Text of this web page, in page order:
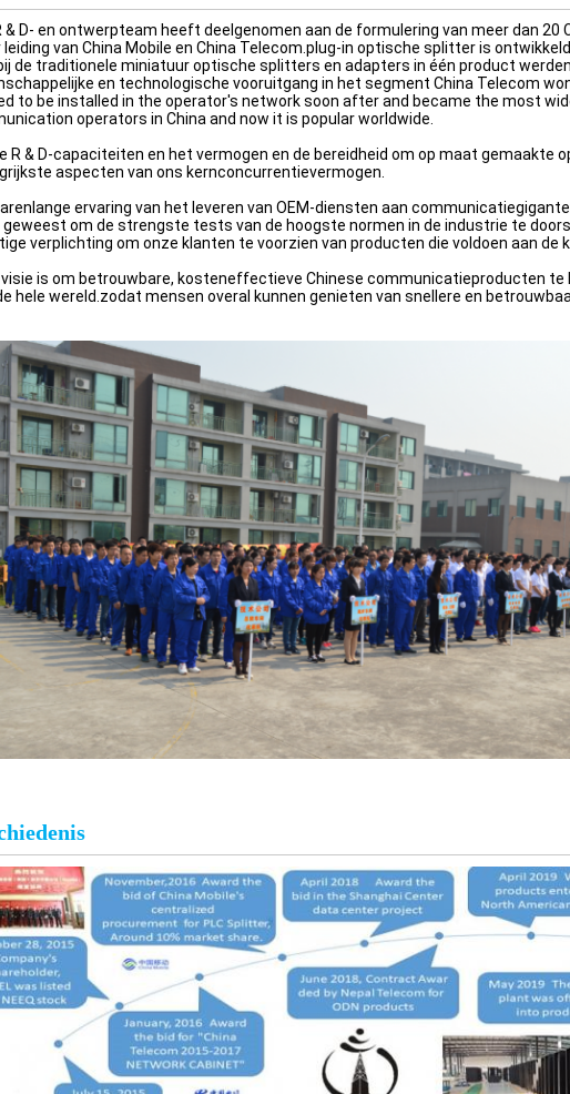
& D- en ontwerpteam heeft deelgenomen aan de formulering van meer dan
leiding van China Mobile en China Telecom.plug-in optische splitter is
de traditionele miniatuur optische splitters en adapters in één product
en technologische vooruitgang in het segment China Telecom
to be installed in the operator's network soon after and became the most
operators in China and now it is popular worldwide.
R & D-capaciteiten en het vermogen en de bereidheid om op maat gemaakte
aspecten van ons kernconcurrentievermogen.
ervaring van het leveren van OEM-diensten aan
om de strengste tests van de hoogste normen in de industrie te
verplichting om onze klanten te voorzien van producten die voldoen aan
is om betrouwbare, kosteneffectieve Chinese communicatieproducten te
hele wereld.zodat mensen overal kunnen genieten van snellere en